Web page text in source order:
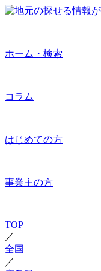
ホーム・検索
コラム
はじめての方
事業主の方
TOP
／
全国
／